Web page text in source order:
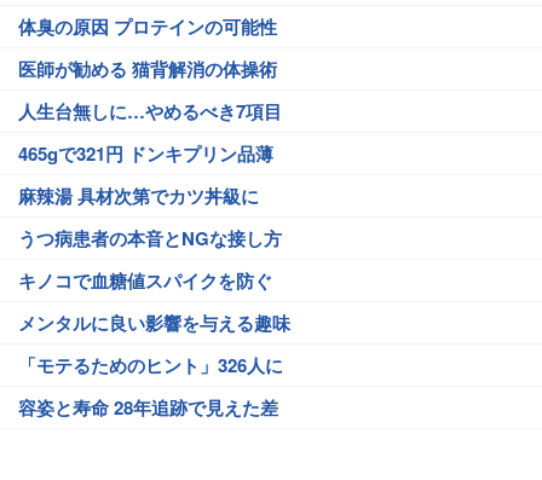
体臭の原因 プロテインの可能性
医師が勧める 猫背解消の体操術
人生台無しに…やめるべき7項目
465gで321円 ドンキプリン品薄
麻辣湯 具材次第でカツ丼級に
うつ病患者の本音とNGな接し方
キノコで血糖値スパイクを防ぐ
メンタルに良い影響を与える趣味
「モテるためのヒント」326人に
容姿と寿命 28年追跡で見えた差